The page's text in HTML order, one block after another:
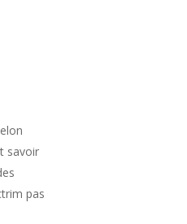
savoir
pas